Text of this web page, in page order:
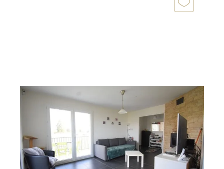
BELLERIVE SUR ALLIER 03
2, 7 pièces
Ref : 1772
Maison à vendre
326 000 €